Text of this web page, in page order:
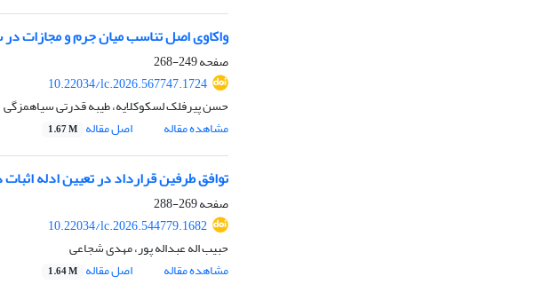
واکاوی اصل تناسب میان جرم و مجازات در
صفحه249-268
10.22034/lc.2026.567747.1724
حسن پیرفلک لسکوکلایه، طیبه قدرتی سیاهمزگی
مشاهده مقاله
اصل مقاله 1.67 M
توافق طرفین قرارداد در تعیین ادله اثبات
صفحه269-288
10.22034/lc.2026.544779.1682
حبیب اله عبداله پور، مهدی شجاعی
مشاهده مقاله
اصل مقاله 1.64 M